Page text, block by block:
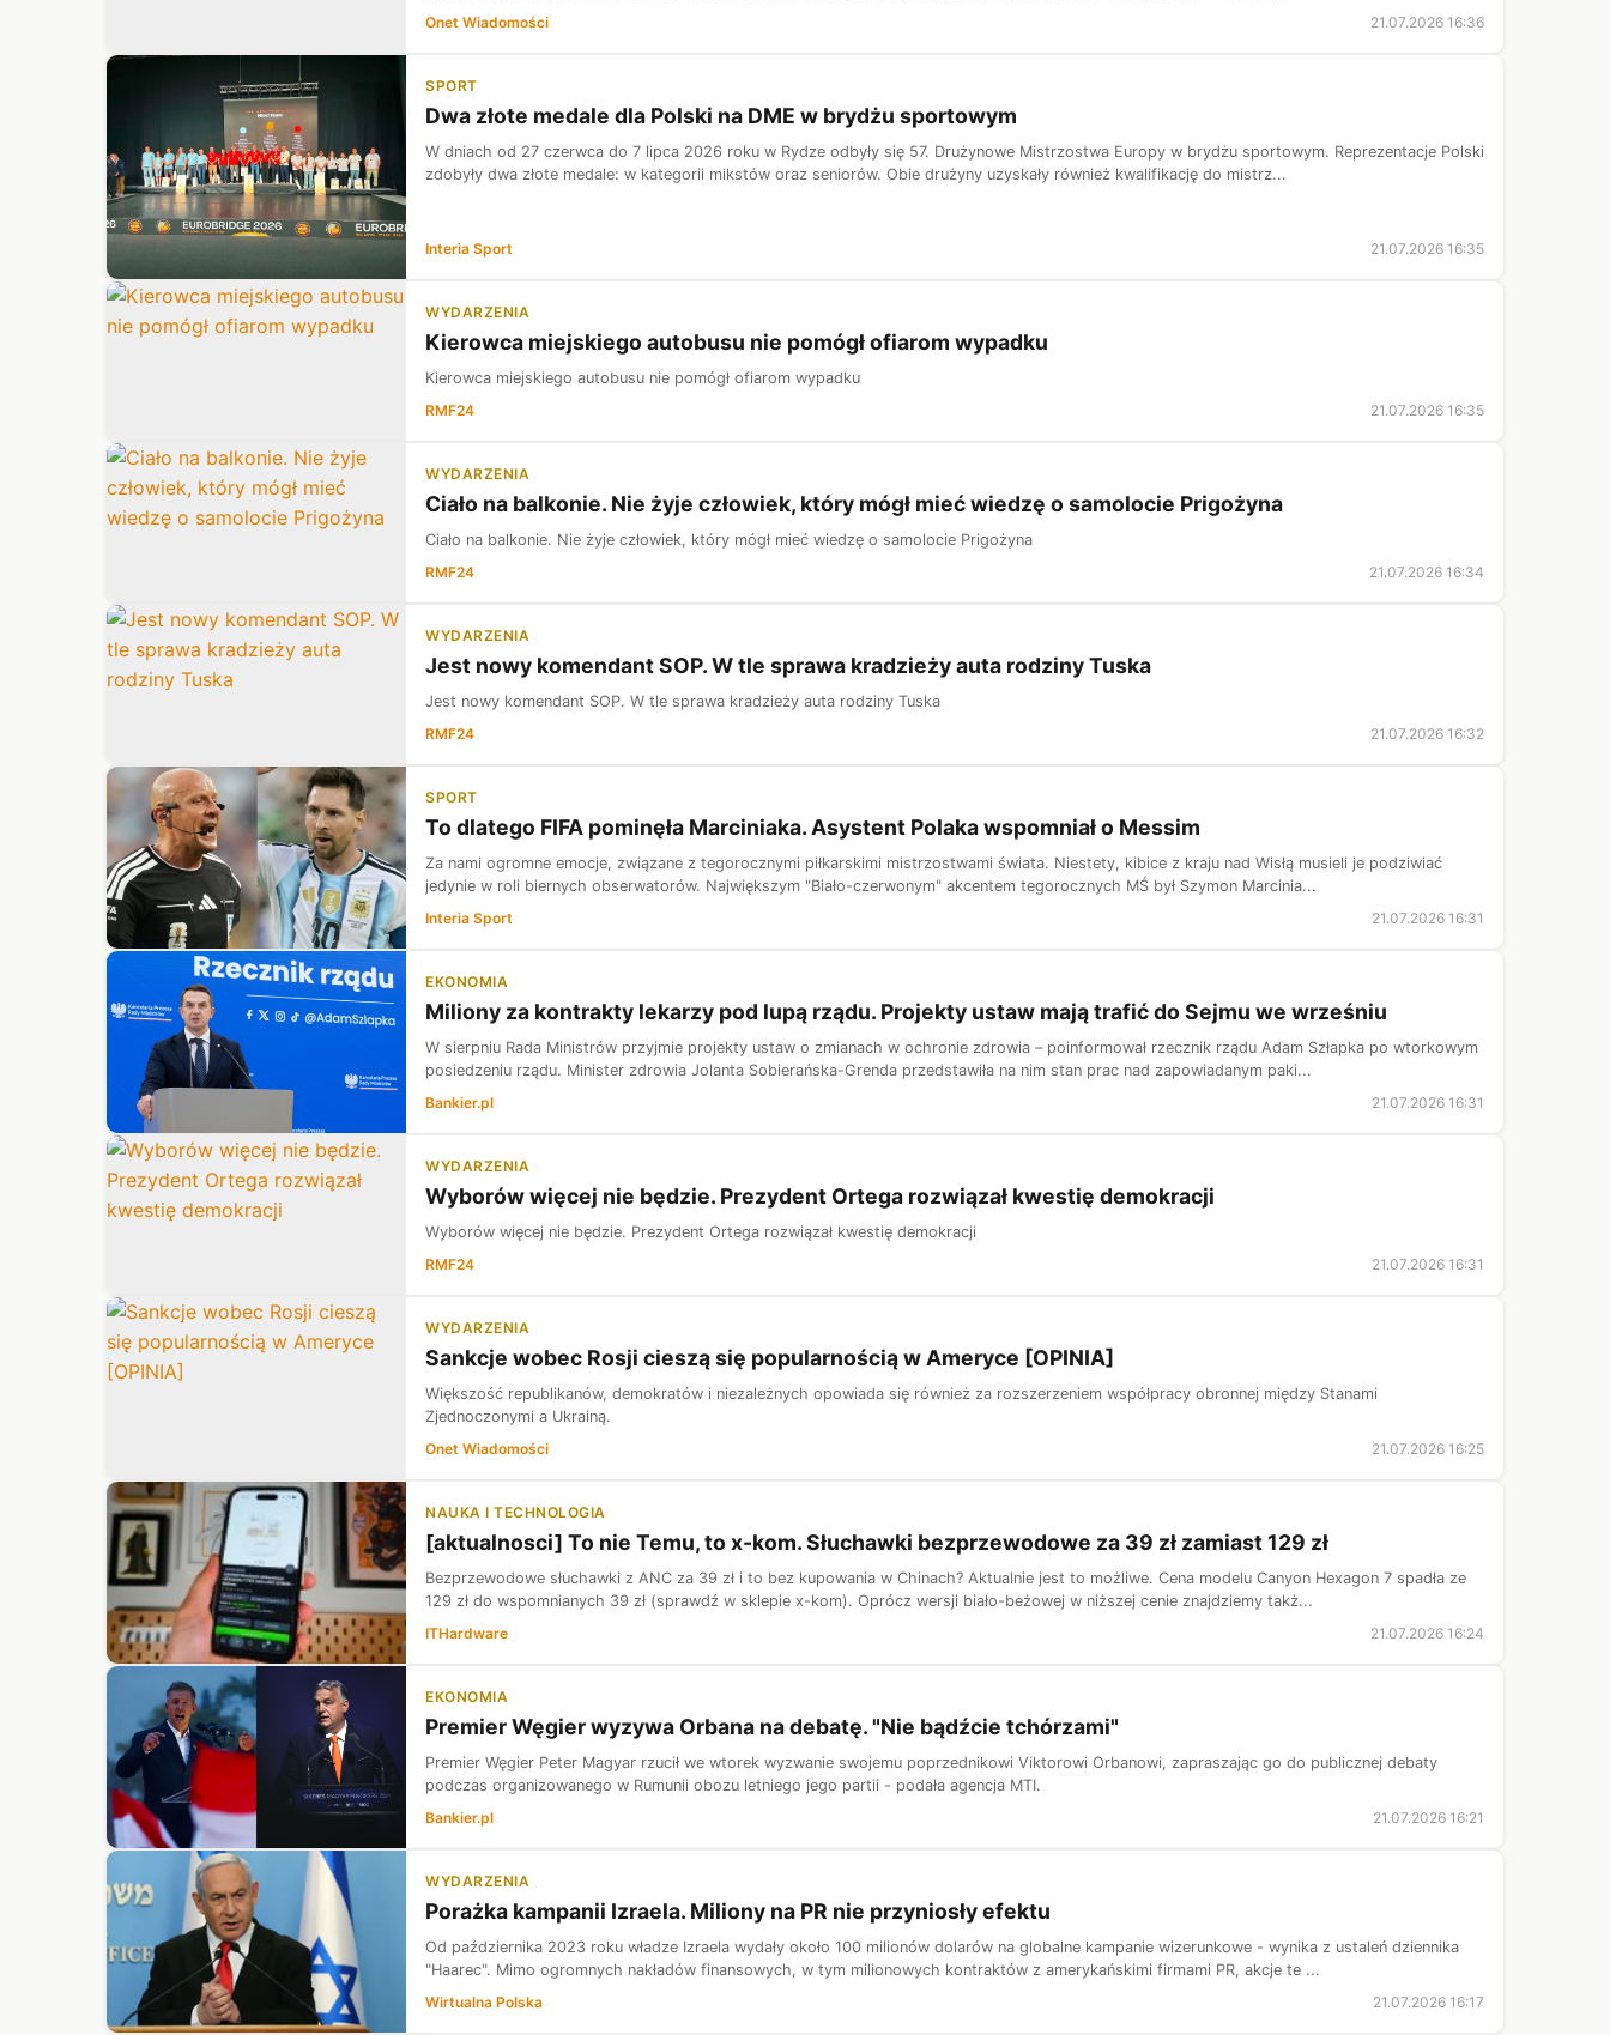
Onet Wiadomości
21.07.2026 16:36
SPORT
Dwa złote medale dla Polski na DME w brydżu sportowym
W dniach od 27 czerwca do 7 lipca 2026 roku w Rydze odbyły się 57. Drużynowe Mistrzostwa Europy w brydżu sportowym. Reprezentacje Polski
zdobyły dwa złote medale: w kategorii mikstów oraz seniorów. Obie drużyny uzyskały również kwalifikację do mistrz...
Interia Sport 21.07.2026 16:35
WYDARZENIA
Kierowca miejskiego autobusu nie pomógł ofiarom wypadku
Kierowca miejskiego autobusu nie pomógł ofiarom wypadku
RMF24
21.07.2026 16:35
WYDARZENIA
Ciało na balkonie. Nie żyje człowiek, który mógł mieć wiedzę o samolocie Prigożyna
Ciało na balkonie. Nie żyje człowiek, który mógł mieć wiedzę o samolocie Prigożyna
RMF24
21.07.2026 16:34
WYDARZENIA
Jest nowy komendant SOP. W tle sprawa kradzieży auta rodziny Tuska
Jest nowy komendant SOP. W tle sprawa kradzieży auta rodziny Tuska
RMF24
21.07.2026 16:32
SPORT
To dlatego FIFA pominęła Marciniaka. Asystent Polaka wspomniał o Messim
Za nami ogromne emocje, związane z tegorocznymi piłkarskimi mistrzostwami świata. Niestety, kibice z kraju nad Wisłą musieli je podziwiać
jedynie w roli biernych obserwatorów. Największym "Biało-czerwonym" akcentem tegorocznych MŚ był Szymon Marcinia...
Interia Sport
21.07.2026 16:31
EKONOMIA
Miliony za kontrakty lekarzy pod lupą rządu. Projekty ustaw mają trafić do Sejmu we wrześniu
W sierpniu Rada Ministrów przyjmie projekty ustaw o zmianach w ochronie zdrowia – poinformował rzecznik rządu Adam Szłapka po wtorkowym
posiedzeniu rządu. Minister zdrowia Jolanta Sobierańska-Grenda przedstawiła na nim stan prac nad zapowiadanym paki...
Bankier.pl
21.07.2026 16:31
WYDARZENIA
Wyborów więcej nie będzie. Prezydent Ortega rozwiązał kwestię demokracji
Wyborów więcej nie będzie. Prezydent Ortega rozwiązał kwestię demokracji
RMF24
21.07.2026 16:31
WYDARZENIA
Sankcje wobec Rosji cieszą się popularnością w Ameryce [OPINIA]
Większość republikanów, demokratów i niezależnych opowiada się również za rozszerzeniem współpracy obronnej między Stanami
Zjednoczonymi a Ukrainą.
Onet Wiadomości
21.07.2026 16:25
NAUKA I TECHNOLOGIA
[aktualnosci] To nie Temu, to x-kom. Słuchawki bezprzewodowe za 39 zł zamiast 129 zł
Bezprzewodowe słuchawki z ANC za 39 zł i to bez kupowania w Chinach? Aktualnie jest to możliwe. Cena modelu Canyon Hexagon 7 spadła ze
129 zł do wspomnianych 39 zł (sprawdź w sklepie x-kom). Oprócz wersji biało-beżowej w niższej cenie znajdziemy takż...
ITHardware
21.07.2026 16:24
EKONOMIA
Premier Węgier wyzywa Orbana na debatę. "Nie bądźcie tchórzami"
Premier Węgier Peter Magyar rzucił we wtorek wyzwanie swojemu poprzednikowi Viktorowi Orbanowi, zapraszając go do publicznej debaty
podczas organizowanego w Rumunii obozu letniego jego partii - podała agencja MTI.
Bankier.pl
21.07.2026 16:21
WYDARZENIA
Porażka kampanii Izraela. Miliony na PR nie przyniosły efektu
Od października 2023 roku władze Izraela wydały około 100 milionów dolarów na globalne kampanie wizerunkowe - wynika z ustaleń dziennika
"Haarec". Mimo ogromnych nakładów finansowych, w tym milionowych kontraktów z amerykańskimi firmami PR, akcje te ...
Wirtualna Polska
21.07.2026 16:17